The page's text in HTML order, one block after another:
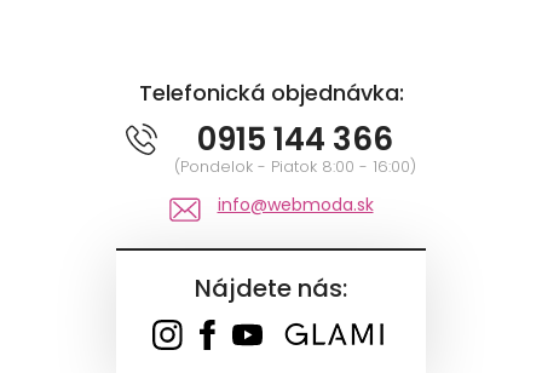
Telefonická objednávka:
0915 144 366
(Pondelok - Piatok 8:00 - 16:00)
info@webmoda.sk
Nájdete nás: